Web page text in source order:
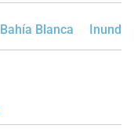
Bahía Blanca